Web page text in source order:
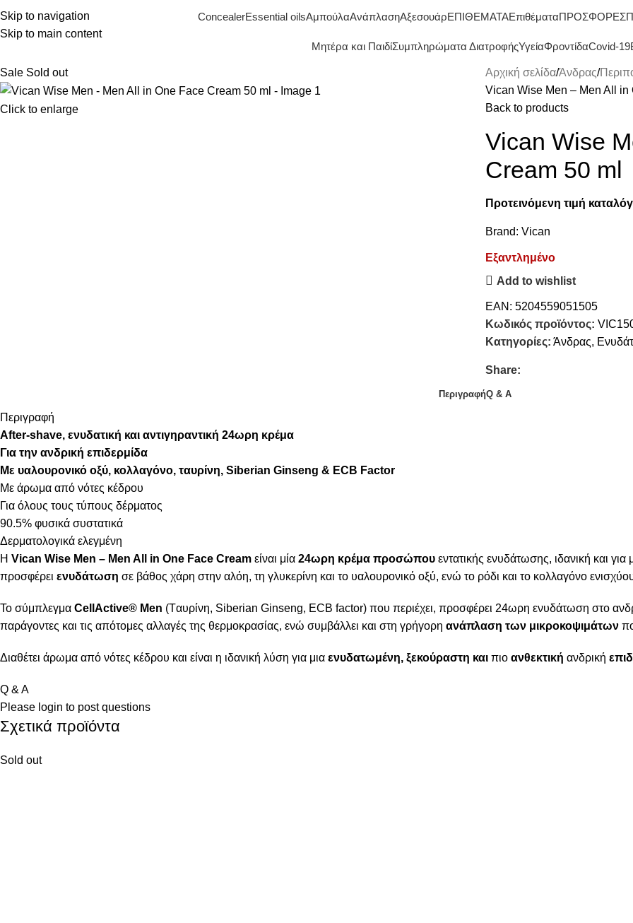
Skip to navigation
Skip to main content
ConcealerEssential oilsΑμπούλαΑνάπλασηΑξεσουάρΕΠΙΘΕΜΑΤΑΕπιθέματαΠΡΟΣΦΟΡΕΣ
Μητέρα και ΠαιδίΣυμπληρώματα ΔιατροφήςΥγείαΦροντίδαCovid-19
Sale Sold out
Click to enlarge
Αρχική σελίδα Άνδρας
Vican Wise Men – Men All in
Back to products
Vican Wise
Cream 50 ml
Προτεινόμενη τιμή
Brand: Vican
Εξαντλημένο
Add to wishlist
EAN: 5204559051505
Κωδικός προϊόντος:
Κατηγορίες: Άνδρας,
Share:
ΠεριγραφήQ & A
Περιγραφή
After-shave, ενυδατική και αντιγηραντική 24ωρη κρέμα
Για την ανδρική επιδερμίδα
Με υαλουρονικό οξύ, κολλαγόνο, ταυρίνη, Siberian Ginseng & ECB Factor
Με άρωμα από νότες κέδρου
Για όλους τους τύπους δέρματος
90.5% φυσικά συστατικά
Δερματολογικά ελεγμένη
Η Vican Wise Men – Men All in One Face Cream είναι μία 24ωρη κρέμα προσώπου εντατικής ενυδάτωσης, ιδανική και
προσφέρει ενυδάτωση σε βάθος χάρη στην αλόη, τη γλυκερίνη και το υαλουρονικό οξύ, ενώ το ρόδι και το κολλαγόνο
Το σύμπλεγμα CellActive® Men (Tαυρίνη, Siberian Ginseng, ECB factor) που περιέχει, προσφέρει 24ωρη ενυδάτωση στο
παράγοντες και τις απότομες αλλαγές της θερμοκρασίας, ενώ συμβάλλει και στη γρήγορη ανάπλαση των μικροκοψιμάτων
Διαθέτει άρωμα από νότες κέδρου και είναι η ιδανική λύση για μια ενυδατωμένη, ξεκούραστη και πιο ανθεκτική ανδρική
Q & A
Please login to post questions
Σχετικά προϊόντα
Sold out